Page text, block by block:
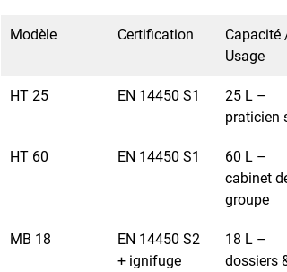
Modèle Certification
Capacité /
Usage
HT 25 EN 14450 S1
25 L –
praticien
HT 60 EN 14450 S1
60 L –
cabinet de
groupe
MB 18
EN 14450 S2
+ ignifuge
18 L –
dossiers &